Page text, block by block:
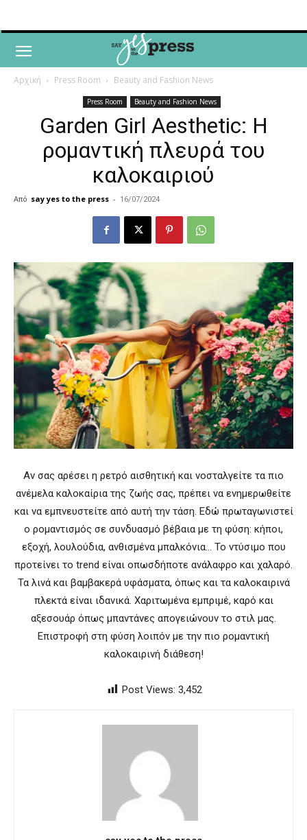
Αρχική Press Room Beauty and Fashion News
Press Room Beauty and Fashion News
Garden Girl Aesthetic: H
ρομαντική πλευρά του
καλοκαιριού
Από say yes to the press - 16/07/2024
Αν σας αρέσει η ρετρό αισθητική και νοσταλγείτε τα πιο
ανέμελα καλοκαίρια της ζωής σας, πρέπει να ενημερωθείτε
και να εμπνευστείτε από αυτή την τάση. Εδώ πρωταγωνιστεί
ο ρομαντισμός σε συνδυασμό βέβαια με τη φύση: κήποι,
εξοχή, λουλούδια, ανθισμένα μπαλκόνια… Το ντύσιμο που
προτείνει το trend είναι οπωσδήποτε ανάλαφρο και χαλαρό.
Τα λινά και βαμβακερά υφάσματα, όπως και τα καλοκαιρινά
πλεκτά είναι ιδανικά. Χαριτωμένα εμπριμέ, καρό και
αξεσουάρ όπως μπαντάνες απογειώνουν το στιλ μας.
Επιστροφή στη φύση λοιπόν με την πιο ρομαντική
καλοκαιρινή διάθεση!
Post Views: 3,452